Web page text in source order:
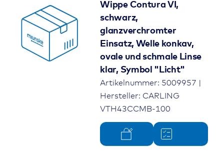
Wippe Contura VI,
schwarz,
glanzverchromter
Einsatz, Welle konkav,
ovale und schmale Linse
klar, Symbol "Licht"
Artikelnummer: 5009957 |
Hersteller: CARLING
VTH43CCMB-100